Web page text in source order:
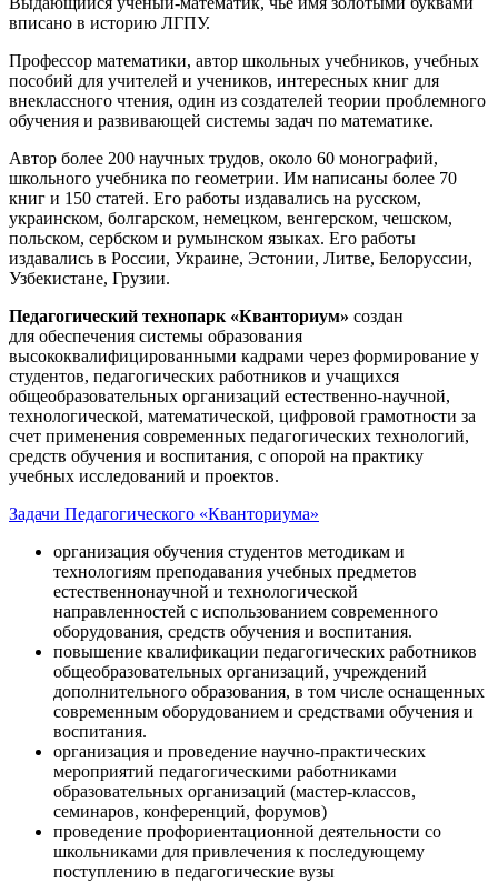
вписано в историю ЛГПУ.
Профессор математики, автор школьных учебников, учебных
пособий для учителей и учеников, интересных книг для
внеклассного чтения, один из создателей теории проблемного
обучения и развивающей системы задач по математике.
Автор более 200 научных трудов, около 60 монографий,
школьного учебника по геометрии. Им написаны более 70
книг и 150 статей. Его работы издавались на русском,
украинском, болгарском, немецком, венгерском, чешском,
польском, сербском и румынском языках. Его работы
издавались в России, Украине, Эстонии, Литве, Белоруссии,
Узбекистане, Грузии.
Педагогический технопарк «Кванториум» создан
для обеспечения системы образования
высококвалифицированными кадрами через формирование у
студентов, педагогических работников и учащихся
общеобразовательных организаций естественно-научной,
технологической, математической, цифровой грамотности за
счет применения современных педагогических технологий,
средств обучения и воспитания, с опорой на практику
учебных исследований и проектов.
Задачи Педагогического «Кванториума»
организация обучения студентов методикам и
технологиям преподавания учебных предметов
естественнонаучной и технологической
направленностей с использованием современного
оборудования, средств обучения и воспитания.
повышение квалификации педагогических работников
общеобразовательных организаций, учреждений
дополнительного образования, в том числе оснащенных
современным оборудованием и средствами обучения и
воспитания.
организация и проведение научно-практических
мероприятий педагогическими работниками
образовательных организаций (мастер-классов,
семинаров, конференций, форумов)
проведение профориентационной деятельности со
школьниками для привлечения к последующему
поступлению в педагогические вузы